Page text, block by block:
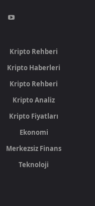
Kripto Rehberi
Kripto Haberleri
Kripto Rehberi
Kripto Analiz
Kripto Fiyatları
Ekonomi
Merkezsiz Finans
Teknoloji